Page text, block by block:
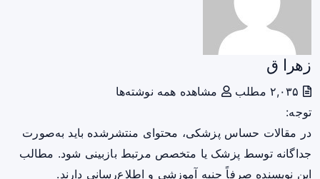
زهرا ق
مشاهده همه نوشته‌ها
توجه:
در مقالات حساس پزشکی، محتوای منتشرشده باید به‌صورت
جداگانه توسط پزشک یا متخصص مرتبط بازبینی شود. مطالب
این نویسنده صرفاً جنبه آموزشی و اطلاع‌رسانی دارند.